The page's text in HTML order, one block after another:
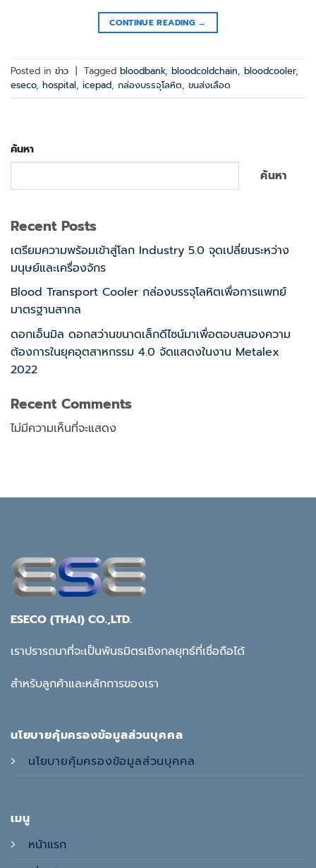
CONTINUE READING →
Posted in ข่าว | Tagged bloodbank, bloodcoldchain, bloodcooler,
eseco, hospital, icepad, กล่องบรรจุโลหิต, ขนส่งเลือด
ค้นหา
ค้นหา
Recent Posts
เตรียมความพร้อมเข้าสู่โลก Industry 5.0 จุดเปลี่ยนระหว่าง
มนุษย์และเครื่องจักร
Blood Transport Cooler กล่องบรรจุโลหิตเพื่อการแพทย์
มาตรฐานสากล
ดอกเอ็นมิล ดอกสว่านขนาดเล็กดีไซน์มาเพื่อตอบสนองความ
ต้องการในยุคอุตสาหกรรม 4.0 จัดแสดงในงาน Metalex
2022
Recent Comments
ไม่มีความเห็นที่จะแสดง
ESECO (THAI) CO.,LTD.
เราปรารถนาที่จะเป็นพันธมิตรเชิงกลยุทธ์ที่เชื่อถือได้
สำหรับลูกค้าและหลักการของเรา
เมนู
หน้าแรก
นโยบายคุ้มครองข้อมูลส่วนบุคคล
นโยบายคุ้มครองข้อมูลส่วนบุคคล